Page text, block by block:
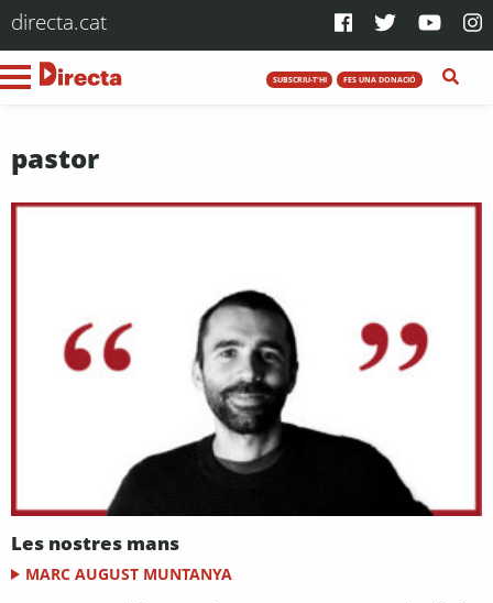
directa.cat
SUBSCRIU-T'HI FES UNA DONACIÓ
pastor
Les nostres mans
MARC AUGUST MUNTANYA